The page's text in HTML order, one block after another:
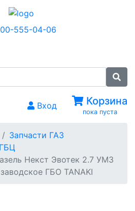
555-04-06
Вход Корзина
пока пуста
Запчасти ГАЗ
ГБЦ
Некст Эвотек 2.7 УМЗ
ГБО TANAKI